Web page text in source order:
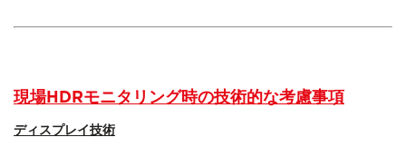
現場HDRモニタリング時の技術的な考慮事項
ディスプレイ技術